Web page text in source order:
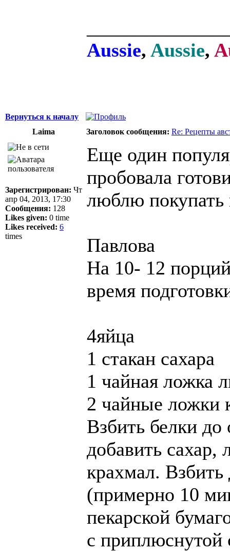
Aussie, Aussie,
Вернуться к началу
Laima
Заголовок сообщения: Re: Рецепты
Зарегистрирован: Чт
апр 04, 2013, 17:30
Сообщения: 128
Likes given: 0 time
Likes received: 6
times
Eще один
пробовала
люблю
Павлова
На 10- 12
время
4яйца
1 стакан сахара
1 чайная ложка
2 чайные ложки
Взбить белки
добавить
крахмал.
(примерно 10
пекарской
с приплюснутой